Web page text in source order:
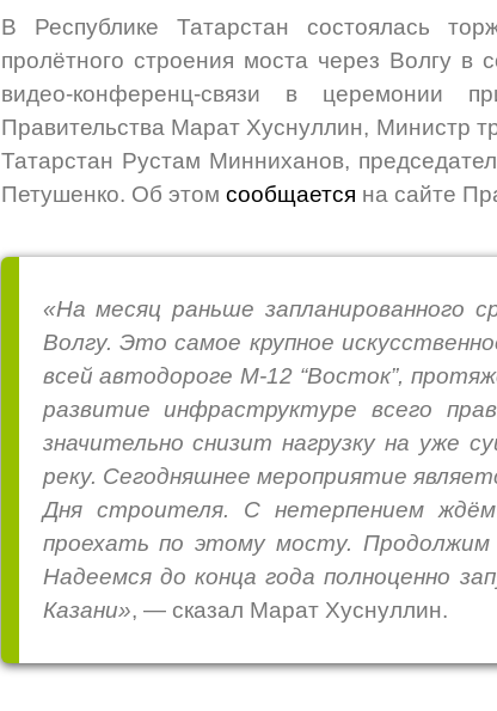
В Республике Татарстан состоялась
пролётного строения моста через Волгу
видео-конференц-связи в церемонии
Правительства Марат Хуснуллин, Министр
Татарстан Рустам Минниханов,
Петушенко. Об этом сообщается на сайте
«На месяц раньше запланированного
Волгу. Это самое крупное
всей автодороге М-12 “Восток”,
развитие инфраструктуре всего
значительно снизит нагрузку на уже
реку. Сегодняшнее мероприятие
Дня строителя. С нетерпением
проехать по этому мосту.
Надеемся до конца года полноценно
Казани», — сказал Марат Хуснуллин.